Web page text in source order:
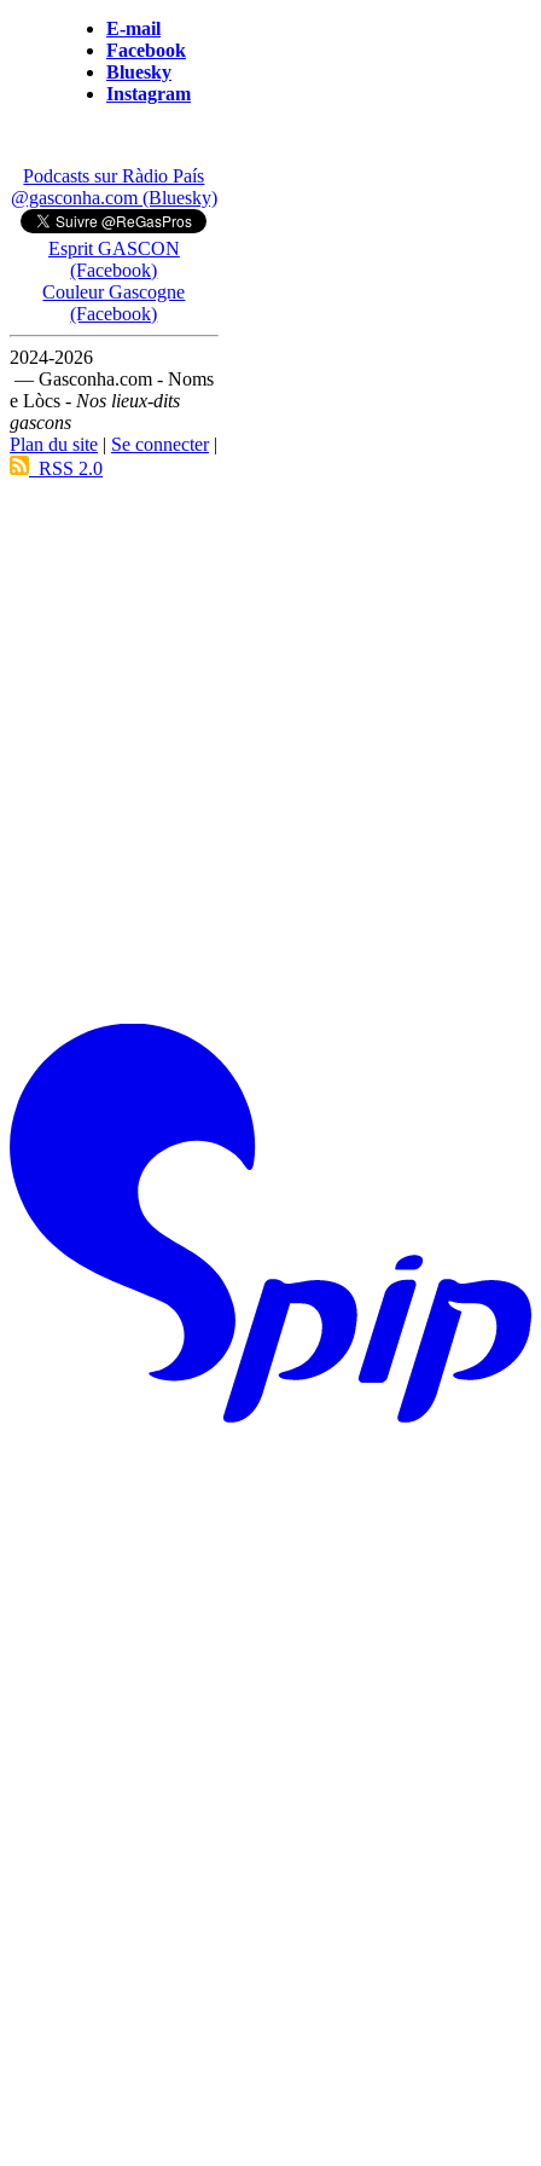
E-mail
Facebook
Bluesky
Instagram
Podcasts sur Ràdio País
@gasconha.com (Bluesky)
Esprit GASCON
(Facebook)
Couleur Gascogne
(Facebook)
2024-2026
— Gasconha.com - Noms
e Lòcs - Nos lieux-dits
gascons
Plan du site | Se connecter|
RSS 2.0